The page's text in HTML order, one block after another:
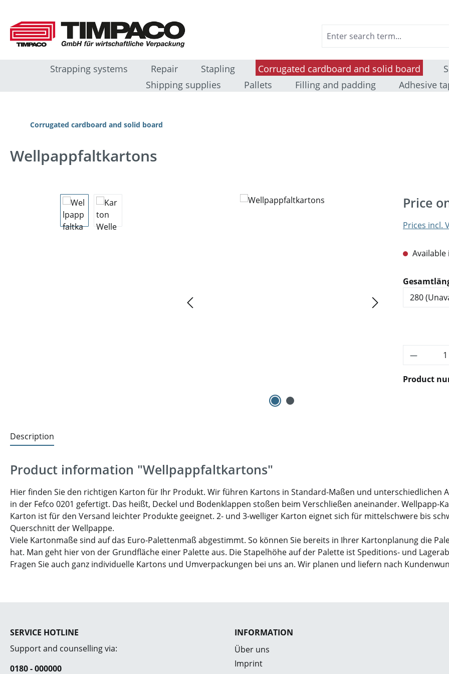
Strapping systems Repair Stapling Corrugated cardboard and solid board
Shipping supplies
Pallets Filling and padding Adhesive
Corrugated cardboard and solid board
Wellpappfaltkartons
Skip image gallery Price
Prices incl.
Available
Select
Product
Description
Product information "Wellpappfaltkartons"
Hier finden Sie den richtigen Karton für Ihr Produkt. Wir führen Kartons in Standard-Maßen und unterschiedlichen
in der Fefco 0201 gefertigt. Das heißt, Deckel und Bodenklappen stoßen beim Verschließen aneinander.
Karton ist für den Versand leichter Produkte geeignet. 2- und 3-welliger Karton eignet sich für mittelschwere bis
Querschnitt der Wellpappe.
Viele Kartonmaße sind auf das Euro-Palettenmaß abgestimmt. So können Sie bereits in Ihrer Kartonplanung die
hat. Man geht hier von der Grundfläche einer Palette aus. Die Stapelhöhe auf der Palette ist Speditions- und
Fragen Sie auch ganz individuelle Kartons und Umverpackungen bei uns an. Wir planen und liefern nach
SERVICE HOTLINE
Support and counselling via:
0180 - 000000
INFORMATION
Über uns
Imprint